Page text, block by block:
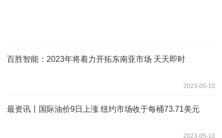
百胜智能：2023年将着力开拓东南亚市场 天天即时
2023-05-10
最资讯丨国际油价9日上涨 纽约市场收于每桶73.71美元
2023-05-10